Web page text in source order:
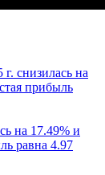
снизилась на
прибыль
на 17.49% и
равна 4.97